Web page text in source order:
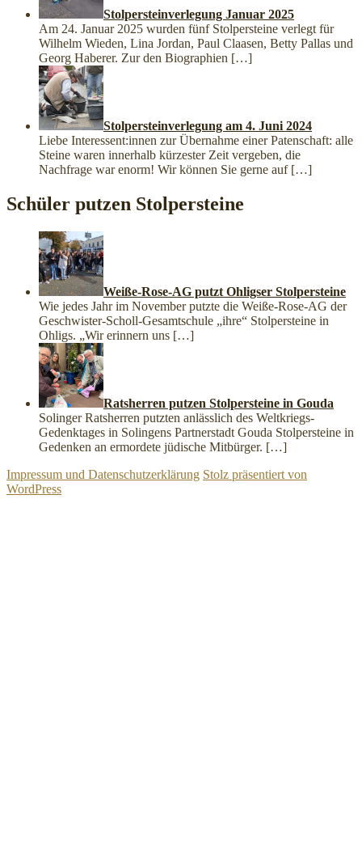
Stolpersteinverlegung Januar 2025
Am 24. Januar 2025 wurden fünf Stolpersteine verlegt für
Wilhelm Wieden, Lina Jordan, Paul Claasen, Betty Pallas und
Georg Haberer. Zur den Biographien […]
Stolpersteinverlegung am 4. Juni 2024
Liebe Interessent:innen zur Übernahme einer Patenschaft: alle
Steine waren innerhalb kürzester Zeit vergeben, die
Nachfrage war enorm! Wir können Sie gerne auf […]
Schüler putzen Stolpersteine
Weiße-Rose-AG putzt Ohligser Stolpersteine
Wie jedes Jahr im November putzte die Weiße-Rose-AG der
Geschwister-Scholl-Gesamtschule „ihre“ Stolpersteine in
Ohligs. „Wir erinnern uns […]
Ratsherren putzen Stolpersteine in Gouda
Solinger Ratsherren putzten anlässlich des Weltkriegs-
Gedenktages in Solingens Partnerstadt Gouda Stolpersteine in
Gedenken an ermordete jüdische Mitbürger. […]
Impressum und Datenschutzerklärung Stolz präsentiert von
WordPress